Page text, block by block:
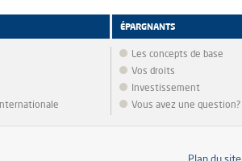
ÉPARGNANTS
Les concepts de base
Vos droits
Investissement
Vous avez une question?